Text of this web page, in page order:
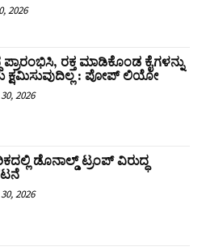
2026
ರಕ್ತ ಮಾಡಿಕೊಂಡ ಕೈಗಳನ್ನು
ಕ್ಷಮಿಸುವುದಿಲ್ಲ : ಪೋಪ್‌ ಲಿಯೋ
2026
ಡೊನಾಲ್ಡ್‌ ಟ್ರಂಪ್‌ ವಿರುದ್ಧ
2026